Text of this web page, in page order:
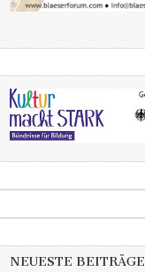
NEUESTE BEITRÄGE